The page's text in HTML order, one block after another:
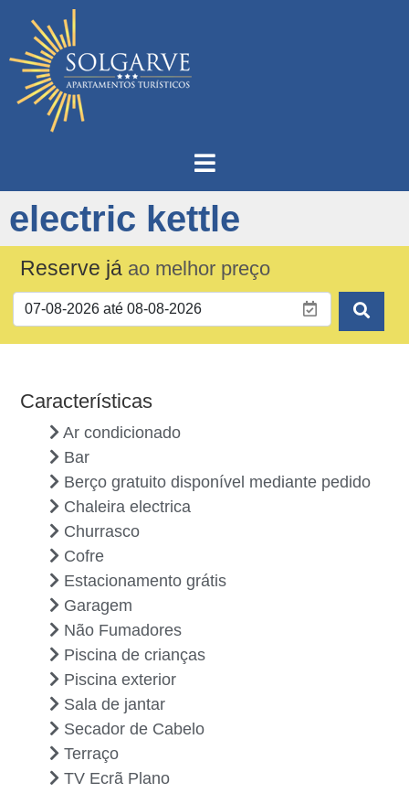
electric kettle
Reserve já ao melhor preço
Características
Ar condicionado
Bar
Berço gratuito disponível mediante pedido
Chaleira electrica
Churrasco
Cofre
Estacionamento grátis
Garagem
Não Fumadores
Piscina de crianças
Piscina exterior
Sala de jantar
Secador de Cabelo
Terraço
TV Ecrã Plano